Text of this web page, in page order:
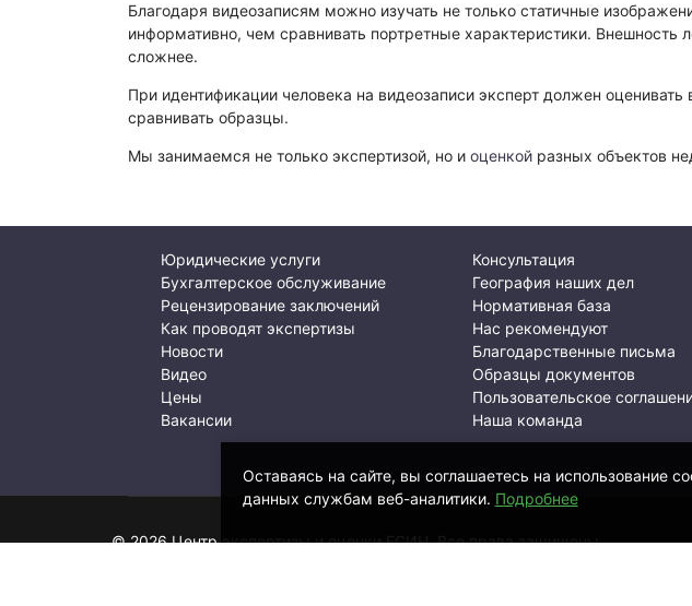
Оставаясь на сайте, вы соглашаетесь на использование
данных службам веб-аналитики. Подробнее
Благодаря видеозаписям можно изучать не только статичные
информативно, чем сравнивать портретные характеристики. Внешность
сложнее.
При идентификации человека на видеозаписи эксперт должен
сравнивать образцы.
Мы занимаемся не только экспертизой, но и оценкой разных объектов
Юридические услуги
Бухгалтерское обслуживание
Рецензирование заключений
Как проводят экспертизы
Новости
Видео
Цены
Вакансии
Консультация
География наших дел
Нормативная база
Нас рекомендуют
Благодарственные письма
Образцы документов
Пользовательское
Наша команда
© 2026 Центр экспертизы и оценки ЕСИН. Все права защищены.